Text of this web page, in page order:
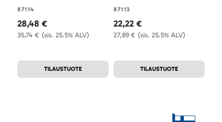
87114
(sis. 25.5% ALV)
35,74 €
28,48 €
TILAUSTUOTE
87113
(sis. 25.5% ALV)
27,89 €
22,22 €
TILAUSTUOTE